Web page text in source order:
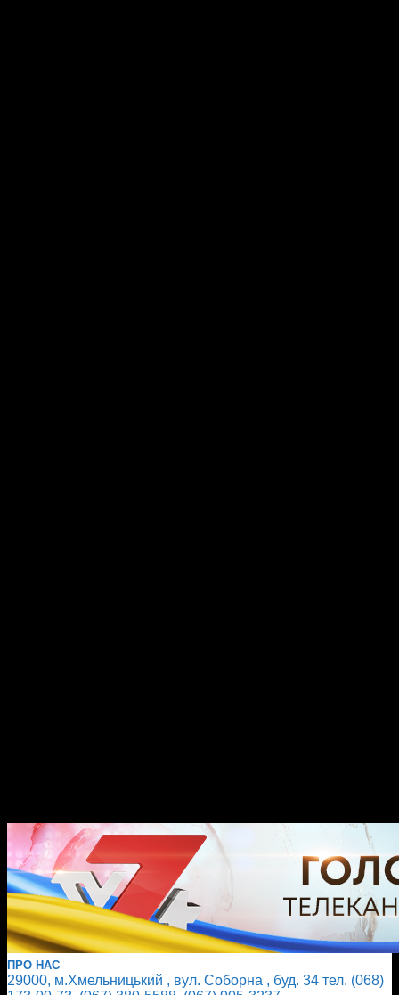
ПРО НАС
29000, м.Хмельницький , вул. Соборна , буд. 34 тел. (068)